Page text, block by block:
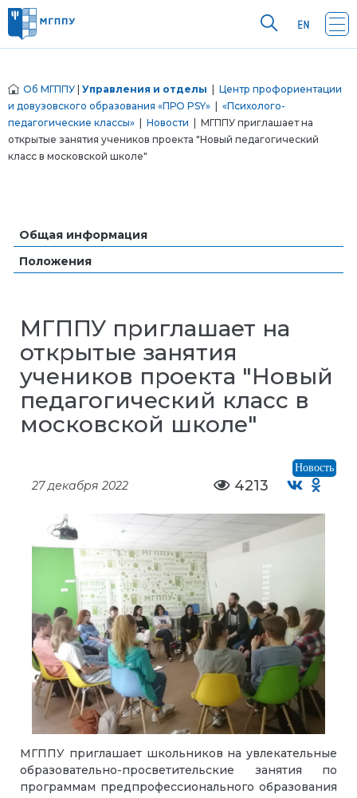
Об МГППУ Управления и отделы
Центр профориентации
и довузовского образования «ПРО PSY»
«Психолого-
педагогические классы»
Новости | МГППУ приглашает на
открытые занятия учеников проекта "Новый педагогический
класс в московской школе"
Общая информация
Положения
МГППУ приглашает на
открытые занятия
учеников проекта "Новый
педагогический класс в
московской школе"
Новость
27 декабря 2022 4213
МГППУ приглашает школьников на увлекательные
образовательно-просветительские занятия по
программам предпрофессионального образования